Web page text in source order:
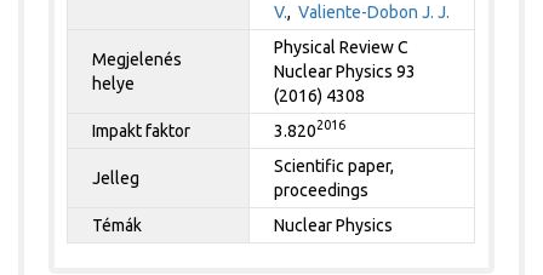
V.,Valiente-Dobon J. J.
Megjelenés
helye
Physical Review C
Nuclear Physics 93
(2016) 4308
Impakt faktor
3.8202016
Jelleg
Scientific paper,
proceedings
Témák
Nuclear Physics